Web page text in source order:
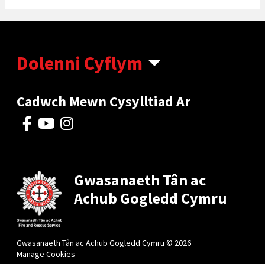
Dolenni Cyflym
Cadwch Mewn Cysylltiad Ar
Gwasanaeth Tân ac
Achub Gogledd Cymru
Gwasanaeth Tân ac Achub Gogledd Cymru © 2026
Manage Cookies